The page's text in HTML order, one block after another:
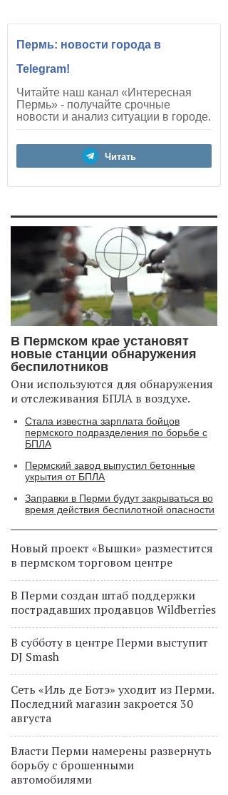
Пермь: новости города в
Telegram!
Читайте наш канал «Интересная
Пермь» - получайте срочные
новости и анализ ситуации в городе.
Читать
В Пермском крае установят
новые станции обнаружения
беспилотников
Они используются для обнаружения
и отслеживания БПЛА в воздухе.
Стала известна зарплата бойцов
пермского подразделения по борьбе с
БПЛА
Пермский завод выпустил бетонные
укрытия от БПЛА
Заправки в Перми будут закрываться во
время действия беспилотной опасности
Новый проект «Вышки» разместится
в пермском торговом центре
В Перми создан штаб поддержки
пострадавших продавцов Wildberries
В субботу в центре Перми выступит
DJ Smash
Сеть «Иль де Ботэ» уходит из Перми.
Последний магазин закроется 30
августа
Власти Перми намерены развернуть
борьбу с брошенными
автомобилями